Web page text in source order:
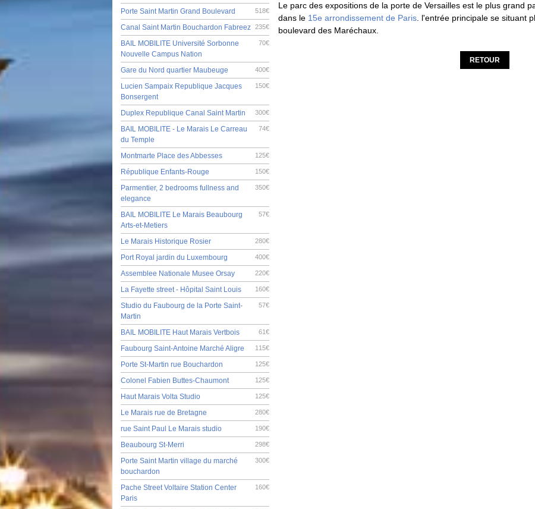
518€
Porte Saint Martin Grand Boulevard
235€
Canal Saint Martin Bouchardon Fabreez
70€
BAIL MOBILITE Université Sorbonne
Nouvelle Campus Nation
400€
Gare du Nord quartier Maubeuge
150€
Lucien Sampaix Republique Jacques
Bonsergent
300€
Duplex Republique Canal Saint Martin
74€
BAIL MOBILITE - Le Marais Le Carreau
du Temple
125€
Montmarte Place des Abbesses
150€
République Enfants-Rouge
350€
Parmentier, 2 bedrooms fullness and
elegance
57€
BAIL MOBILITE Le Marais Beaubourg
Arts-et-Metiers
280€
Le Marais Historique Rosier
400€
Port Royal jardin du Luxembourg
220€
Assemblee Nationale Musee Orsay
160€
La Fayette street - Hôpital Saint Louis
57€
Studio du Faubourg de la Porte Saint-
Martin
61€
BAIL MOBILITE Haut Marais Vertbois
115€
Faubourg Saint-Antoine Marché Aligre
125€
Porte St-Martin rue Bouchardon
125€
Colonel Fabien Buttes-Chaumont
125€
Haut Marais Volta Studio
280€
Le Marais rue de Bretagne
190€
rue Saint Paul Le Marais studio
298€
Beaubourg St-Merri
300€
Porte Saint Martin village du marché
bouchardon
160€
Pache Street Voltaire Station Center
Paris
Le parc des expositions de la porte de Versailles est le plus grand
dans le 15e arrondissement de Paris . l'entrée principale se situant
boulevard des Maréchaux.
RETOUR